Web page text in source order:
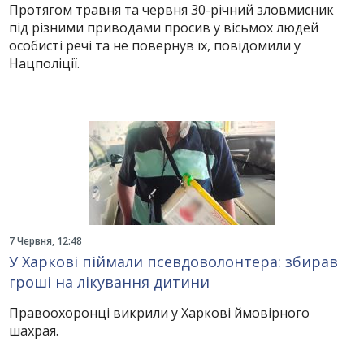
Протягом травня та червня 30-річний зловмисник
під різними приводами просив у вісьмох людей
особисті речі та не повернув їх, повідомили у
Нацполіції.
7 Червня, 12:48
У Харкові піймали псевдоволонтера: збирав
гроші на лікування дитини
Правоохоронці викрили у Харкові ймовірного
шахрая.